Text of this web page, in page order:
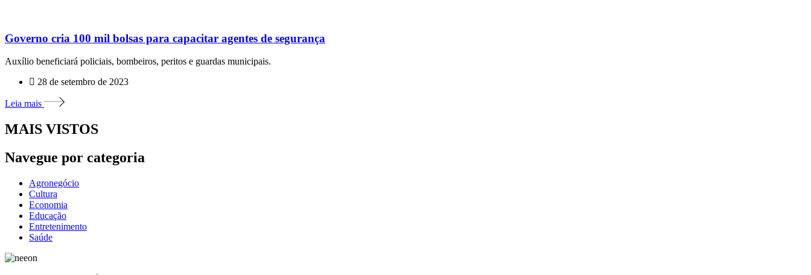
Governo cria 100 mil bolsas para capacitar agentes de segurança
Auxílio beneficiará policiais, bombeiros, peritos e guardas municipais.
28 de setembro de 2023
Leia mais
MAIS VISTOS
Navegue por categoria
Agronegócio
Cultura
Economia
Educação
Entretenimento
Saúde